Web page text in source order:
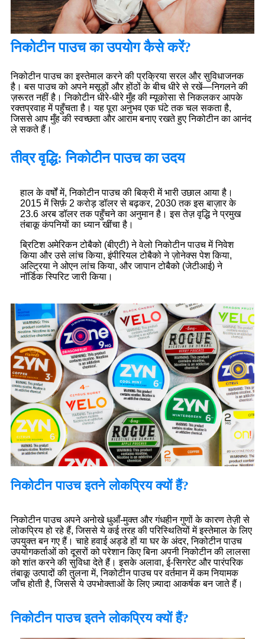
निकोटीन पाउच का उपयोग कैसे करें?
निकोटीन पाउच का इस्तेमाल करने की प्रक्रिया सरल और सुविधाजनक
है। बस पाउच को अपने मसूड़ों और होंठों के बीच धीरे से रखें—निगलने की
ज़रूरत नहीं है। निकोटीन धीरे-धीरे मुँह की म्यूकोसा से निकलकर आपके
रक्तप्रवाह में पहुँचता है। यह पूरा अनुभव एक घंटे तक चल सकता है,
जिससे आप मुँह की स्वच्छता और आराम बनाए रखते हुए निकोटीन का आनंद
ले सकते हैं।
तीव्र वृद्धि: निकोटीन पाउच का उदय
हाल के वर्षों में, निकोटीन पाउच की बिक्री में भारी उछाल आया है।
2015 में सिर्फ़ 2 करोड़ डॉलर से बढ़कर, 2030 तक इस बाज़ार के
23.6 अरब डॉलर तक पहुँचने का अनुमान है। इस तेज़ वृद्धि ने प्रमुख
तंबाकू कंपनियों का ध्यान खींचा है।
ब्रिटिश अमेरिकन टोबैको (बीएटी) ने वेलो निकोटीन पाउच में निवेश
किया और उसे लांच किया, इंपीरियल टोबैको ने ज़ोनेक्स पेश किया,
अल्ट्रिया ने ओएन लांच किया, और जापान टोबैको (जेटीआई) ने
नॉर्डिक स्पिरिट जारी किया।
निकोटीन पाउच इतने लोकप्रिय क्यों हैं?
निकोटीन पाउच अपने अनोखे धुआँ-मुक्त और गंधहीन गुणों के कारण तेज़ी से
लोकप्रिय हो रहे हैं, जिससे ये कई तरह की परिस्थितियों में इस्तेमाल के लिए
उपयुक्त बन गए हैं। चाहे हवाई अड्डे हों या घर के अंदर, निकोटीन पाउच
उपयोगकर्ताओं को दूसरों को परेशान किए बिना अपनी निकोटीन की लालसा
को शांत करने की सुविधा देते हैं। इसके अलावा, ई-सिगरेट और पारंपरिक
तंबाकू उत्पादों की तुलना में, निकोटीन पाउच पर वर्तमान में कम नियामक
जाँच होती है, जिससे ये उपभोक्ताओं के लिए ज़्यादा आकर्षक बन जाते हैं।
निकोटीन पाउच इतने लोकप्रिय क्यों हैं?